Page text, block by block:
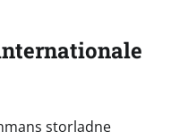
storladne